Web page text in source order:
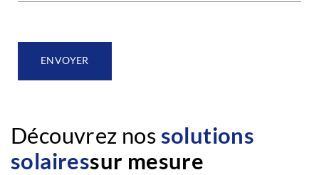
ENVOYER
Découvrez nossolutions
solairessur mesure